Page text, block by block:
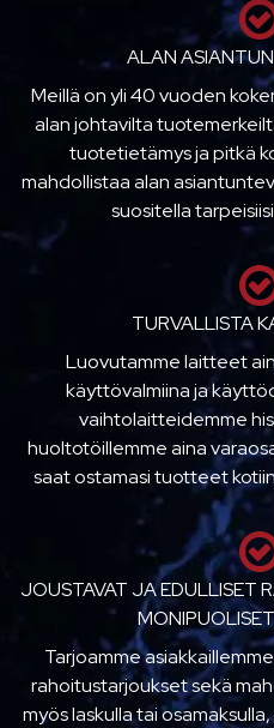
ALAN
Meillä on yli 40 vuoden
alan johtavilta
tuotetietämys ja pitkä
mahdollistaa alan
suositella
TURVALLISTA
Luovutamme laitteet
käyttövalmiina ja
vaihtolaitteidemme
huoltotöillemme aina
saat ostamasi tuotteet
JOUSTAVAT JA EDULLISET
Tarjoamme
rahoitustarjoukset sekä
myös laskulla tai